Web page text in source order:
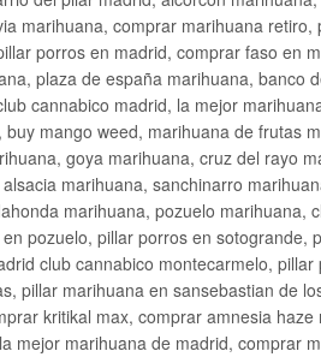
marihuana, comprar marihuana
porros en madrid, comprar faso en
plaza de españa marihuana,
cannabico madrid, la mejor
mango weed, marihuana de frutas
goya marihuana, cruz del rayo
marihuana, sanchinarro
marihuana, pozuelo
pozuelo, pillar porros en
club cannabico montecarmelo,
pillar marihuana en sansebastian de
kritikal max, comprar amnesia
mejor marihuana de madrid, comprar